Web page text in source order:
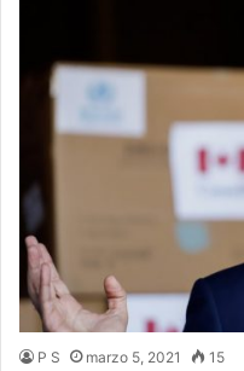
P S marzo 5, 2021 15